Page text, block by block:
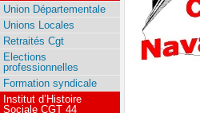
Union Départementale
Unions Locales
Retraités Cgt
Elections
professionnelles
Formation syndicale
Institut d’Histoire
Sociale CGT 44